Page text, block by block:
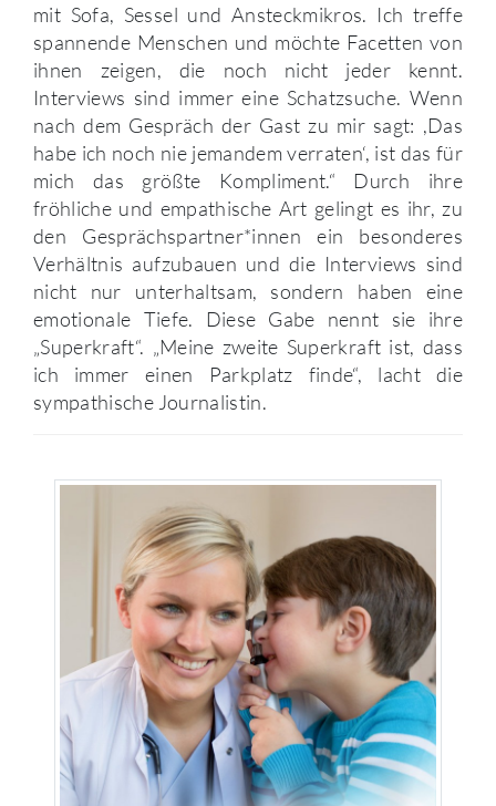
mit Sofa, Sessel und Ansteckmikros. Ich treffe
spannende Menschen und möchte Facetten von
ihnen zeigen, die noch nicht jeder kennt.
Interviews sind immer eine Schatzsuche. Wenn
nach dem Gespräch der Gast zu mir sagt: ,Das
habe ich noch nie jemandem verraten‘, ist das für
mich das größte Kompliment.“ Durch ihre
fröhliche und empathische Art gelingt es ihr, zu
den Gesprächspartner*innen ein besonderes
Verhältnis aufzubauen und die Interviews sind
nicht nur unterhaltsam, sondern haben eine
emotionale Tiefe. Diese Gabe nennt sie ihre
„Superkraft“. „Meine zweite Superkraft ist, dass
ich immer einen Parkplatz finde“, lacht die
sympathische Journalistin.